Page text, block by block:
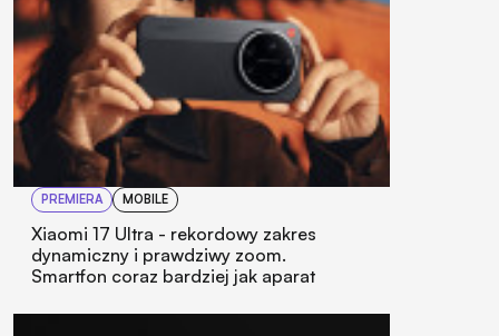
PREMIERA MOBILE
Xiaomi 17 Ultra - rekordowy zakres
dynamiczny i prawdziwy zoom.
Smartfon coraz bardziej jak aparat